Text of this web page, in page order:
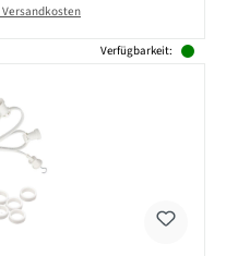
Versandkosten
Verfügbarkeit: